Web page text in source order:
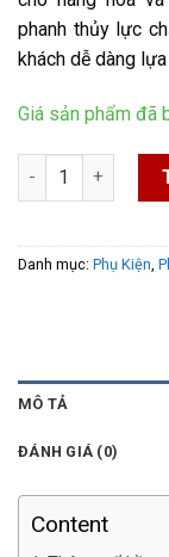
phanh thủy lực
khách dễ dàng lựa
Giá sản phẩm đã
Bầu phanh thủy
Danh mục: Phụ Kiện
MÔ TẢ
ĐÁNH GIÁ (0)
Content